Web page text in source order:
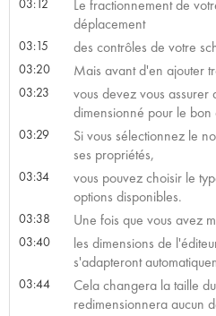
03:12
Le fractionnement de
déplacement
03:15 des contrôles de votre
03:20 Mais avant d'en ajouter
03:23
vous devez vous assurer
dimensionné pour le bon
03:29
Si vous sélectionnez le
ses propriétés,
03:34
vous pouvez choisir le
options disponibles.
03:38 Une fois que vous avez
03:40
les dimensions de
s'adapteront
03:44
Cela changera la taille
redimensionnera aucun